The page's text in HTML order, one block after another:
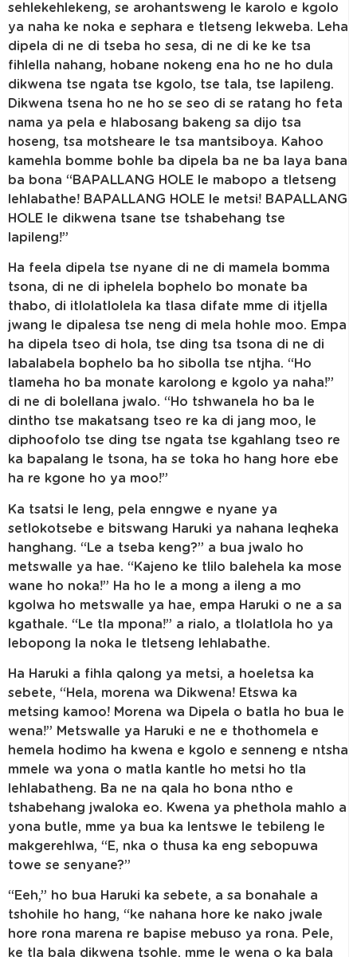
sehlekehlekeng, se arohantsweng le karolo e kgolo
ya naha ke noka e sephara e tletseng lekweba. Leha
dipela di ne di tseba ho sesa, di ne di ke ke tsa
fihlella nahang, hobane nokeng ena ho ne ho dula
dikwena tse ngata tse kgolo, tse tala, tse lapileng.
Dikwena tsena ho ne ho se seo di se ratang ho feta
nama ya pela e hlabosang bakeng sa dijo tsa
hoseng, tsa motsheare le tsa mantsiboya. Kahoo
kamehla bomme bohle ba dipela ba ne ba laya bana
ba bona “BAPALLANG HOLE le mabopo a tletseng
lehlabathe! BAPALLANG HOLE le metsi! BAPALLANG
HOLE le dikwena tsane tse tshabehang tse
lapileng!”
Ha feela dipela tse nyane di ne di mamela bomma
tsona, di ne di iphelela bophelo bo monate ba
thabo, di itlolatlolela ka tlasa difate mme di itjella
jwang le dipalesa tse neng di mela hohle moo. Empa
ha dipela tseo di hola, tse ding tsa tsona di ne di
labalabela bophelo ba ho sibolla tse ntjha. “Ho
tlameha ho ba monate karolong e kgolo ya naha!”
di ne di bolellana jwalo. “Ho tshwanela ho ba le
dintho tse makatsang tseo re ka di jang moo, le
diphoofolo tse ding tse ngata tse kgahlang tseo re
ka bapalang le tsona, ha se toka ho hang hore ebe
ha re kgone ho ya moo!”
Ka tsatsi le leng, pela enngwe e nyane ya
setlokotsebe e bitswang Haruki ya nahana leqheka
hanghang. “Le a tseba keng?” a bua jwalo ho
metswalle ya hae. “Kajeno ke tlilo balehela ka mose
wane ho noka!” Ha ho le a mong a ileng a mo
kgolwa ho metswalle ya hae, empa Haruki o ne a sa
kgathale. “Le tla mpona!” a rialo, a tlolatlola ho ya
lebopong la noka le tletseng lehlabathe.
Ha Haruki a fihla qalong ya metsi, a hoeletsa ka
sebete, “Hela, morena wa Dikwena! Etswa ka
metsing kamoo! Morena wa Dipela o batla ho bua le
wena!” Metswalle ya Haruki e ne e thothomela e
hemela hodimo ha kwena e kgolo e senneng e ntsha
mmele wa yona o matla kantle ho metsi ho tla
lehlabatheng. Ba ne na qala ho bona ntho e
tshabehang jwaloka eo. Kwena ya phethola mahlo a
yona butle, mme ya bua ka lentswe le tebileng le
makgerehlwa, “E, nka o thusa ka eng sebopuwa
towe se senyane?”
“Eeh,” ho bua Haruki ka sebete, a sa bonahale a
tshohile ho hang, “ke nahana hore ke nako jwale
hore rona marena re bapise mebuso ya rona. Pele,
ke tla bala dikwena tsohle, mme le wena o ka bala